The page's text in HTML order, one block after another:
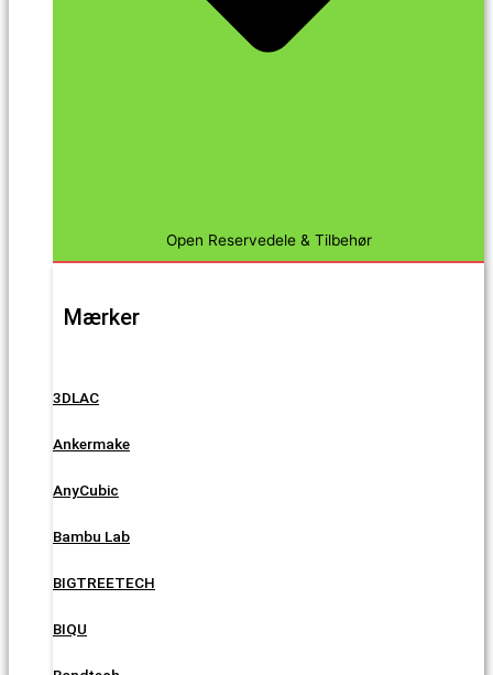
Open Reservedele & Tilbehør
Mærker
3DLAC
Ankermake
AnyCubic
Bambu Lab
BIGTREETECH
BIQU